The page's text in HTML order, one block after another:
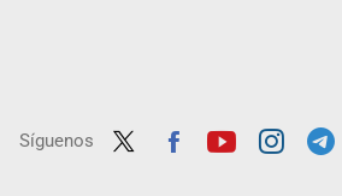
Síguenos